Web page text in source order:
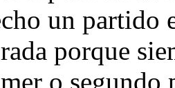
un partido
porque
o